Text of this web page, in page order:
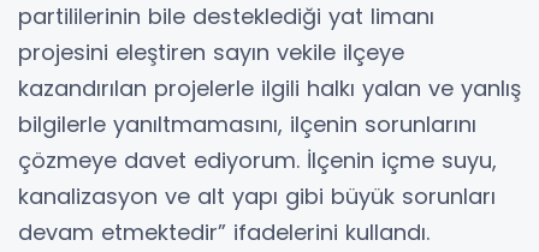
partililerinin bile desteklediği yat limanı
projesini eleştiren sayın vekile ilçeye
kazandırılan projelerle ilgili halkı yalan ve yanlış
bilgilerle yanıltmamasını, ilçenin sorunlarını
çözmeye davet ediyorum. İlçenin içme suyu,
kanalizasyon ve alt yapı gibi büyük sorunları
devam etmektedir” ifadelerini kullandı.